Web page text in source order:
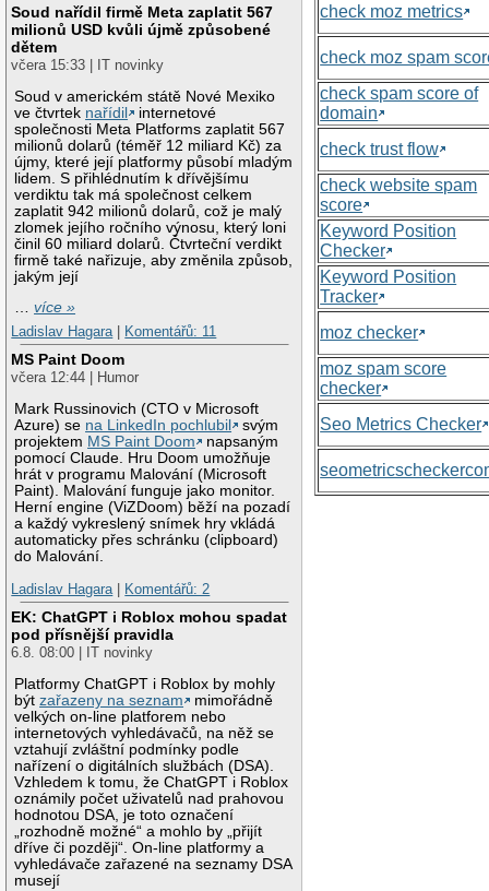
Soud nařídil firmě Meta zaplatit 567
milionů USD kvůli újmě způsobené
dětem
včera 15:33 | IT novinky
Soud v americkém státě Nové Mexiko
ve čtvrtek nařídil
internetové
společnosti Meta Platforms zaplatit 567
milionů dolarů (téměř 12 miliard Kč) za
újmy, které její platformy působí mladým
lidem. S přihlédnutím k dřívějšímu
verdiktu tak má společnost celkem
zaplatit 942 milionů dolarů, což je malý
zlomek jejího ročního výnosu, který loni
činil 60 miliard dolarů. Čtvrteční verdikt
firmě také nařizuje, aby změnila způsob,
jakým její
…více »
Ladislav Hagara
Komentářů: 11
MS Paint Doom
včera 12:44 | Humor
Mark Russinovich (CTO v Microsoft
Azure) se na LinkedIn pochlubil
svým
projektem MS Paint Doom
napsaným
pomocí Claude. Hru Doom umožňuje
hrát v programu Malování (Microsoft
Paint). Malování funguje jako monitor.
Herní engine (ViZDoom) běží na pozadí
a každý vykreslený snímek hry vkládá
automaticky přes schránku (clipboard)
do Malování.
Ladislav Hagara
Komentářů: 2
EK: ChatGPT i Roblox mohou spadat
pod přísnější pravidla
6.8. 08:00 | IT novinky
Platformy ChatGPT i Roblox by mohly
býtzařazeny na seznam
mimořádně
velkých on-line platforem nebo
internetových vyhledávačů, na něž se
vztahují zvláštní podmínky podle
nařízení o digitálních službách (DSA).
Vzhledem k tomu, že ChatGPT i Roblox
oznámily počet uživatelů nad prahovou
hodnotou DSA, je toto označení
„rozhodně možné“ a mohlo by „přijít
dříve či později“. On-line platformy a
vyhledávače zařazené na seznamy DSA
musejí
check moz metrics
check moz spam
check spam score of
domain
check trust flow
check website spam
score
Keyword Position
Checker
Keyword Position
Tracker
moz checker
moz spam score
checker
Seo Metrics Checker